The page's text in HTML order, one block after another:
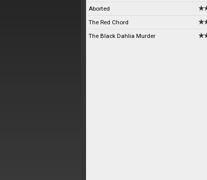
Aborted
The Red Chord
The Black Dahlia Murder